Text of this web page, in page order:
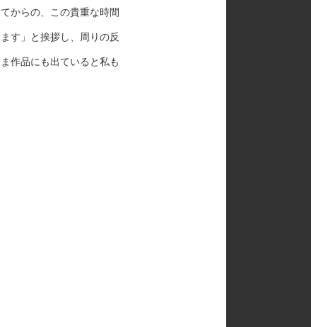
からの、この貴重な時間
す」と挨拶し、周りの反
作品にも出ていると私も